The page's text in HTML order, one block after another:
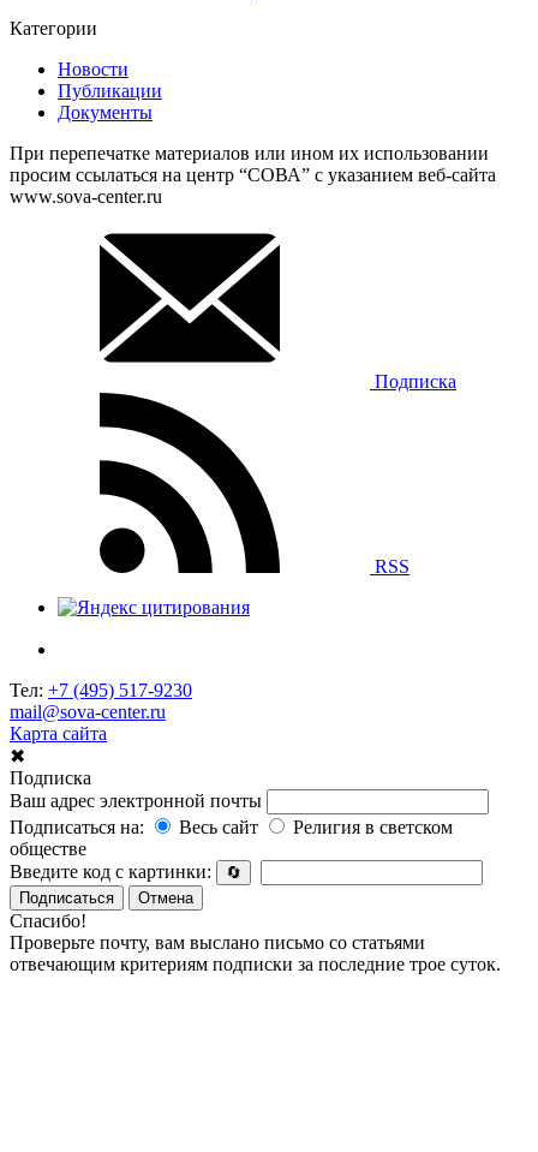
Категории
Новости
Публикации
Документы
При перепечатке материалов или ином их использовании
просим ссылаться на центр “СОВА” с указанием веб-сайта
www.sova-center.ru
Подписка
RSS
Тел: +7 (495) 517-9230
mail@sova-center.ru
Карта сайта
✖
Подписка
Ваш адрес электронной почты
Подписаться на:
Весь сайт
Религия в светском
обществе
Введите код с картинки:
🔄
Подписаться
Отмена
Спасибо!
Проверьте почту, вам выслано письмо со статьями
отвечающим критериям подписки за последние трое суток.